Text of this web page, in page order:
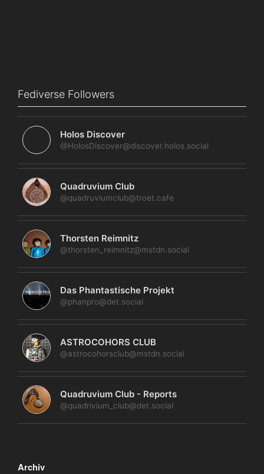
Fediverse Followers
Holos Discover
@HolosDiscover@discover.holos.social
Quadruvium Club
@quadruviumclub@troet.cafe
Thorsten Reimnitz
@thorsten_reimnitz@mstdn.social
Das Phantastische Projekt
@phanpro@det.social
ASTROCOHORS CLUB
@astrocohorsclub@mstdn.social
Quadruvium Club - Reports
@quadrivium_club@det.social
Archiv